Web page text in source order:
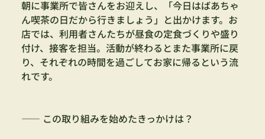
朝に事業所で皆さんをお迎えし、「今日はばあちゃ
ん喫茶の日だから行きましょう」と出かけます。お
店では、利用者さんたちが昼食の定食づくりや盛り
付け、接客を担当。活動が終わるとまた事業所に戻
り、それぞれの時間を過ごしてお家に帰るという流
れです。
—— この取り組みを始めたきっかけは？